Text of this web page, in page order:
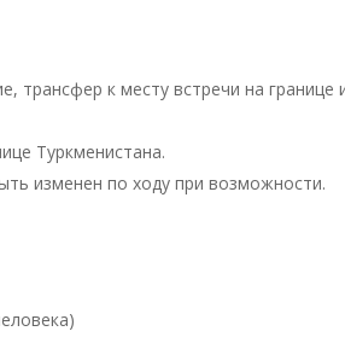
к месту встречи на границе
Туркменистана.
изменен по ходу при возможности.